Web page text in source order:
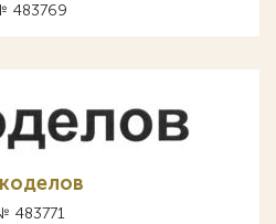
483769
483771